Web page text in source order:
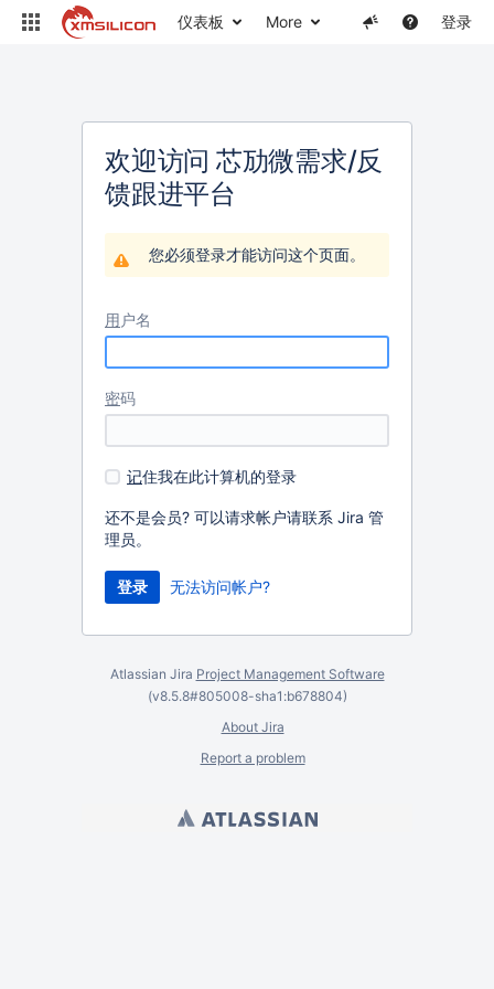
仪表板 More 登录
欢迎访问 芯劢微需求/反
馈跟进平台
您必须登录才能访问这个页面。
用 户名
密码
记住我在此计算机的登录
还不是会员? 可以请求帐户请联系 Jira 管
理员。
无法访问帐户?
Atlassian Jira Project Management Software
(v8.5.8#805008-sha1:b678804)
About Jira
Report a problem